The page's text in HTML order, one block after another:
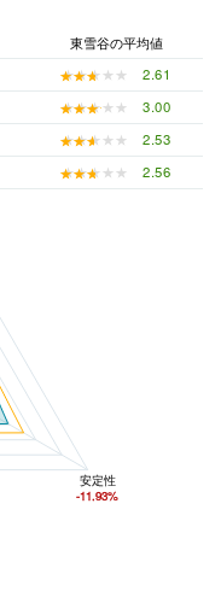
東雪谷の平均値
★★★★★
★★★★★
2.61
★★★★★
★★★★★
3.00
★★★★★
★★★★★
2.53
★★★★★
★★★★★ 2.56
安定性
-11.93%